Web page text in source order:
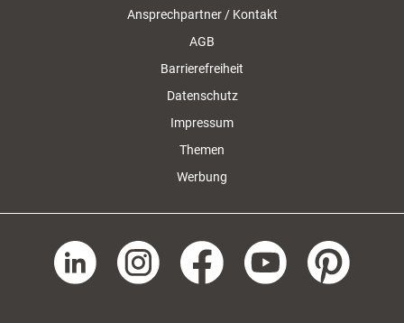
Ansprechpartner / Kontakt
AGB
Barrierefreiheit
Datenschutz
Impressum
Themen
Werbung